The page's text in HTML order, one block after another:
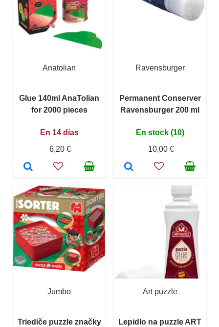
Anatolian
Glue 140ml AnaTolian
for 2000 pieces
En 14 días
6,20 €
Ravensburger
Permanent Conserver
Ravensburger 200 ml
En stock (10)
10,00 €
Jumbo
Triediče puzzle značky
Art puzzle
Lepidlo na puzzle ART